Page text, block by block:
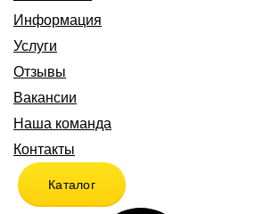
Информация
Услуги
Отзывы
Вакансии
Наша команда
Контакты
Каталог